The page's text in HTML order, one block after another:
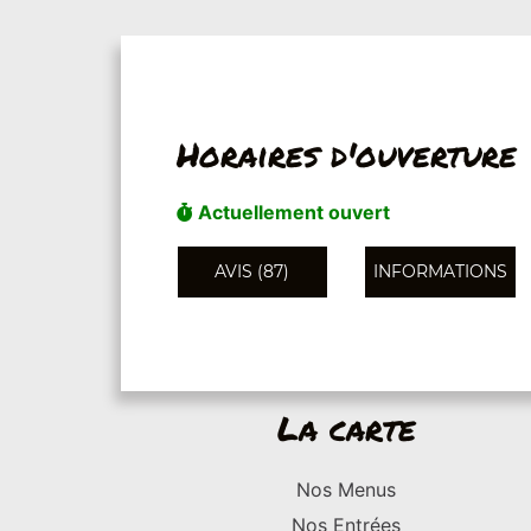
Horaires d'ouverture
Actuellement ouvert
AVIS (87) INFORMATIONS
La carte
Nos Menus
Nos Entrées